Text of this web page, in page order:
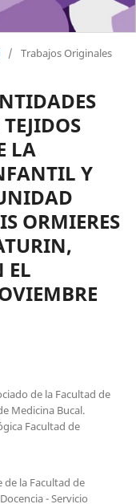
/ Trabajos Originales
LA
Y
ORMIERES
EL
de la Facultad de
Medicina Bucal.
Facultad de
de la Facultad de
- Servicio